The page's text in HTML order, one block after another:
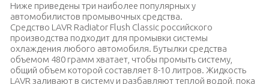
Ниже приведены три наиболее популярных у
автомобилистов промывочных средства.
Средство LAVR Radiator Flush Classic российского
производства подходит для промывки системы
охлаждения любого автомобиля. Бутылки средства
объемом 480 грамм хватает, чтобы промыть систему,
общий объем которой составляет 8-10 литров. Жидкость
LAVR заливают в систему и разбавляют теплой водой, пока